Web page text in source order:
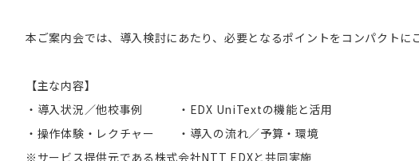
本ご案内会では、導入検討にあたり、必要となるポイントをコンパクトに
【主な内容】
・導入状況／他校事例 ・EDX UniTextの機能と活用
・操作体験・レクチャー ・導入の流れ／予算・環境
※サービス提供元である株式会社NTT EDXと共同実施